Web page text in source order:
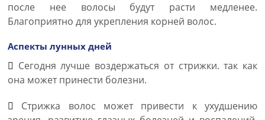
после нее волосы будут расти медленее.
Благоприятно для укрепления корней волос.
Аспекты лунных дней
Сегодня лучше воздержаться от стрижки. так как
она может принести болезни.
Стрижка волос может привести к ухудшению